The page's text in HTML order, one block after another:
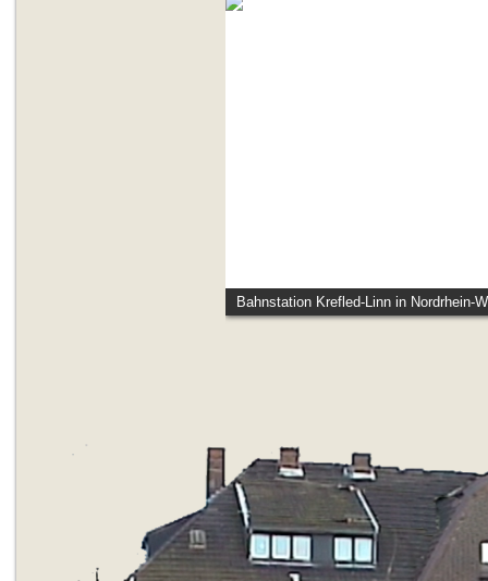
Bahnstation Krefled-Linn in Nordrhein-